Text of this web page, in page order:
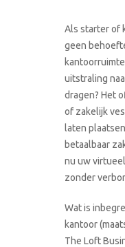
Als starter of
geen
uitstraling
dragen? Het
of zakelijk
laten
betaalbaar
nu uw
zonder
Wat is
kantoor
The Loft